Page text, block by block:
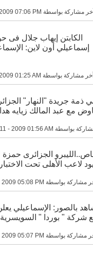
آخر مشاركة بواسطة 07:06 PM
الكابتن إيهاب جلال فى
إسماعيلي أون لاين:
مشاركة بواسطة 01:25 AM
ذمة جريدة "النهار"
مع عبد المالك
بواسطة - 2009 01:56 AM
الجزائرى حمزة
لاعب الأهلى تحت
مشاركة بواسطة 2009 05:08 PM
بالصور: الإسماعيلي
شركة " بوردا "
مشاركة بواسطة 2009 05:07 PM